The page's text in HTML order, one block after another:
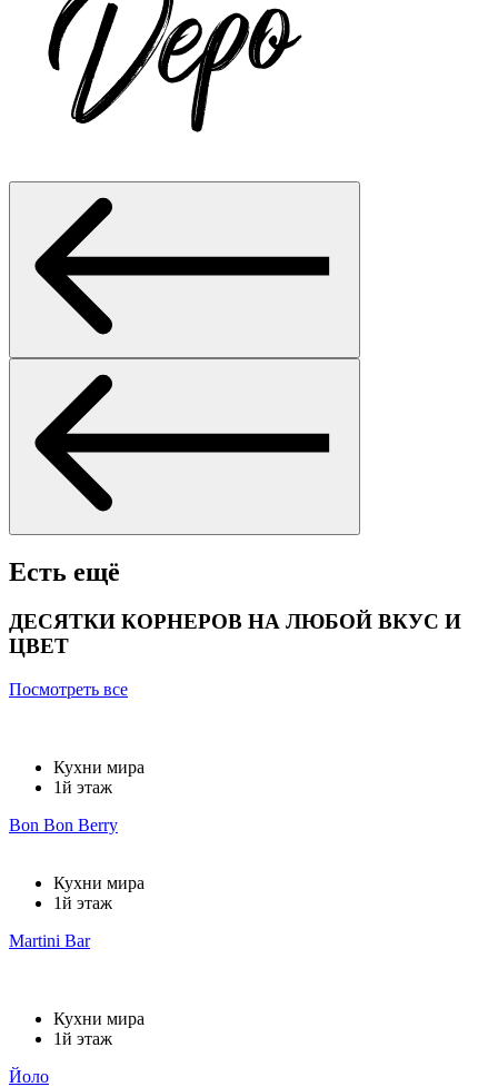
Есть ещё
ДЕСЯТКИ КОРНЕРОВ НА ЛЮБОЙ ВКУС И
ЦВЕТ
Посмотреть все
Кухни мира
1й этаж
Bon Bon Berry
Кухни мира
1й этаж
Martini Bar
Кухни мира
1й этаж
Йоло